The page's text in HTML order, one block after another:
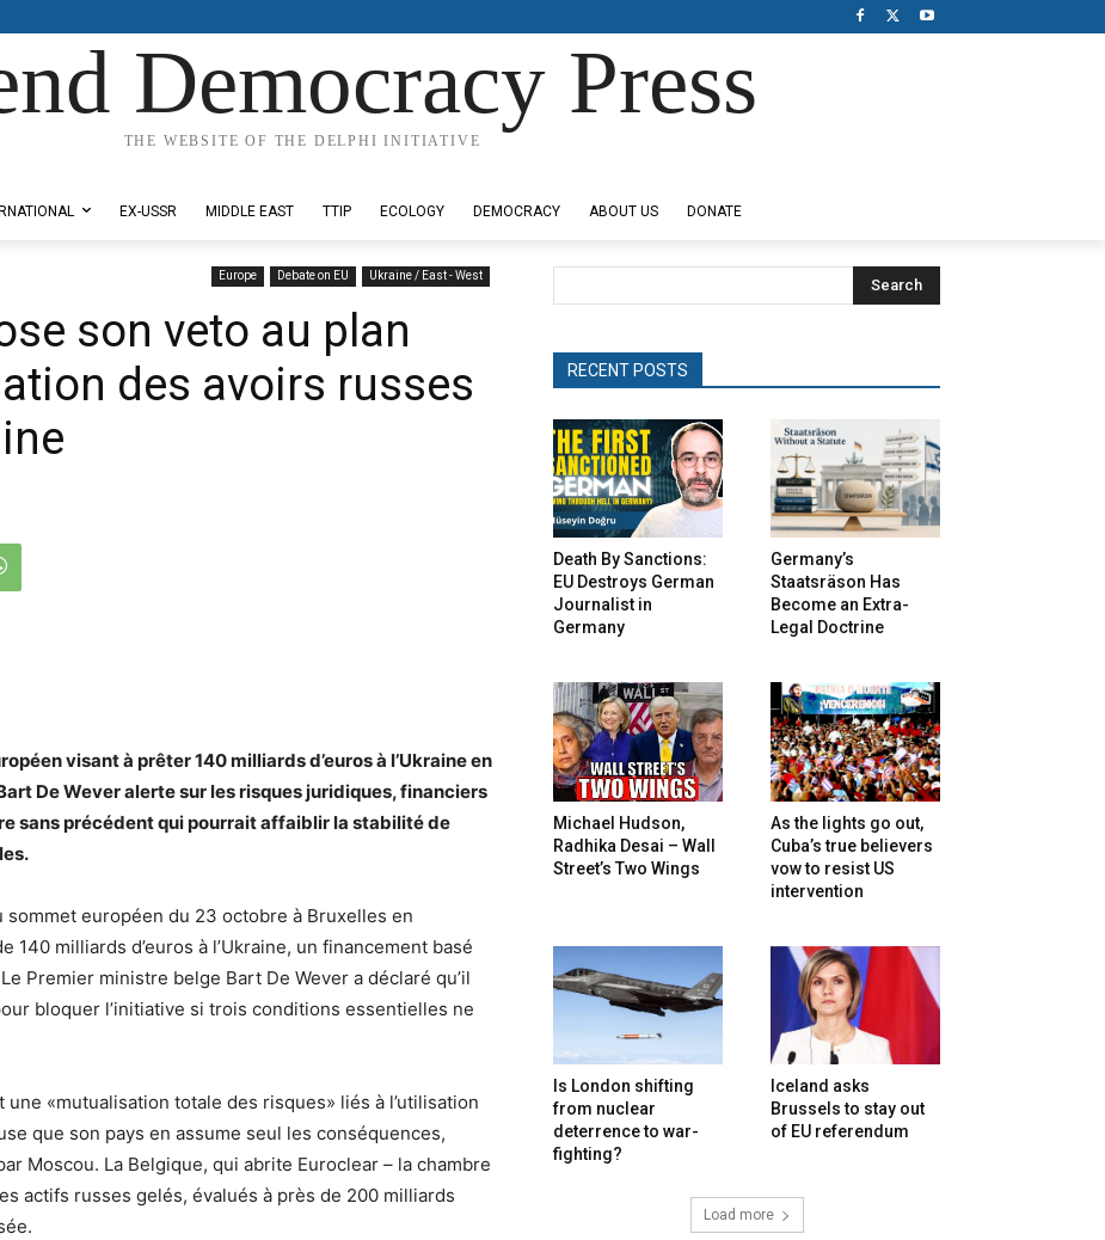
Democracy Press
THE WEBSITE OF THE DELPHI INITIATIVE
EX-USSR MIDDLE EAST TTIP ECOLOGY DEMOCRACY ABOUT US DONATE
Europe Debate on EU Ukraine / East - West
son veto au plan
des avoirs russes
visant à prêter 140 milliards d’euros à l’Ukraine en
De Wever alerte sur les risques juridiques, financiers
sans précédent qui pourrait affaiblir la stabilité de
sommet européen du 23 octobre à Bruxelles en
140 milliards d’euros à l’Ukraine, un financement basé
Premier ministre belge Bart De Wever a déclaré qu’il
bloquer l’initiative si trois conditions essentielles ne
«mutualisation totale des risques» liés à l’utilisation
que son pays en assume seul les conséquences,
Moscou. La Belgique, qui abrite Euroclear – la chambre
actifs russes gelés, évalués à près de 200 milliards
Search
RECENT POSTS
Death By Sanctions:
EU Destroys German
Journalist in
Germany
Germany’s
Staatsräson Has
Become an Extra-
Legal Doctrine
Michael Hudson,
Radhika Desai – Wall
Street’s Two Wings
As the lights go out,
Cuba’s true believers
vow to resist US
intervention
Is London shifting
from nuclear
deterrence to war-
fighting?
Iceland asks
Brussels to stay out
of EU referendum
Load more